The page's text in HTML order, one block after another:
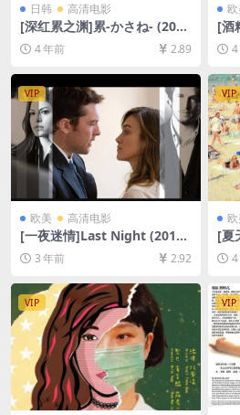
日韩 高清电影
[深红累之渊]累-かさね- (201
8)[百度网盘+迅雷云盘资源10
80P超清未删减][MP4/7.2GB]
[日语中字]
4 年前 2.89
[酒
网
清
幕]
VIP
欧美 高清电影
[一夜迷情]Last Night (2010)
[百度网盘+夸克网盘1080P超
清未删减资源][网盘在线播放/
下载][MP4/5.9GB][中文字幕]
3 年前 2.92
VIP
[夏
VIP VIP